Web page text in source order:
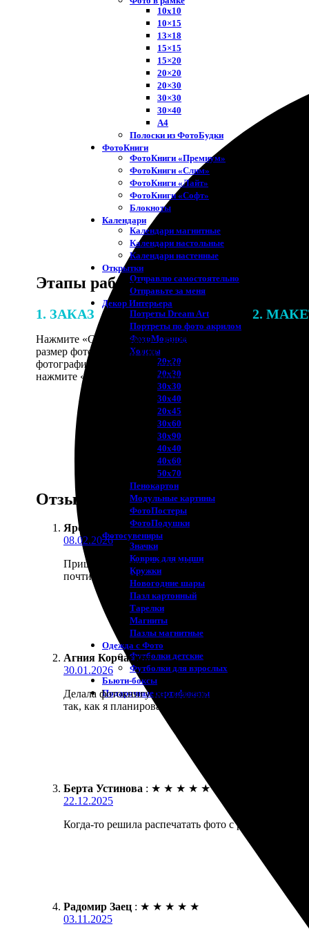
10х10
10×15
13×18
15×15
15×20
20×20
20×30
30×30
30×40
A4
Полоски из ФотоБудки
ФотоКниги
ФотоКниги «Премиум»
ФотоКниги «Слим»
ФотоКниги «Лайт»
ФотоКниги «Софт»
Блокноты
Календари
Календари магнитные
Календари настольные
Календари настенные
Открытки
Отправлю самостоятельно
Отправьте за меня
Декор Интерьера
Потреты Dream Art
Портреты по фото акрилом
ФотоМозаика
Холсты
20х20
20х30
30х30
30х40
20х45
30х60
30х90
40х40
40х60
50х70
Пенокартон
Модульные картины
ФотоПостеры
ФотоПодушки
Фотоcувениры
Значки
Коврик для мыши
Кружки
Новогодние шары
Пазл картонный
Тарелки
Магниты
Пазлы магнитные
Одежда с Фото
Футболки детские
Футболки для взрослых
Бьюти-боксы
Подарочные сертификаты
Этапы работы
1. ЗАКАЗ
Нажмите «Сделать заказ», выберите
размер фотографии и тип рамки. Загрузите
фотографии в онлайн-конструктор,
нажмите «Добавить в корзину».
2.
Отзывы
Ярослава А.
:
08.02.2026
Пришла посылка с холстом, а угол помят при
почти не видно.
Агния Корчагина :
30.01.2026
Делала фотокнигу про первый год дочки, очень
так, как я планировала — видимо, я сама криво
Берта Устинова : ★ ★ ★ ★ ★
22.12.2025
Когда-то решила распечатать фото с рамкой.
Радомир Заец : ★ ★ ★ ★ ★
03.11.2025